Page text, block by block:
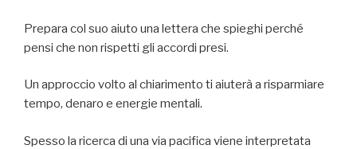
Prepara col suo aiuto una lettera che spieghi perché
pensi che non rispetti gli accordi presi.
Un approccio volto al chiarimento ti aiuterà a risparmiare
tempo, denaro e energie mentali.
Spesso la ricerca di una via pacifica viene interpretata